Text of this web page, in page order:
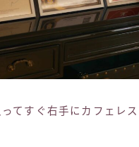
てすぐ右手にカフェレ